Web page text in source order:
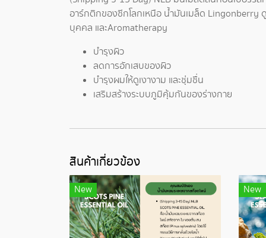
อาร์กติกของซีกโลกเหนือ น้ำมันเมล็ด Lingonberry
บุคคล และAromatherapy
บำรุงผิว
ลดการอักเสบของผิว
บำรุงผมให้ดูเงางาม และชุ่มชื่น
เสริมสร้างระบบภูมิคุ้มกันของร่างกาย
สินค้าเกี่ยวข้อง
New New